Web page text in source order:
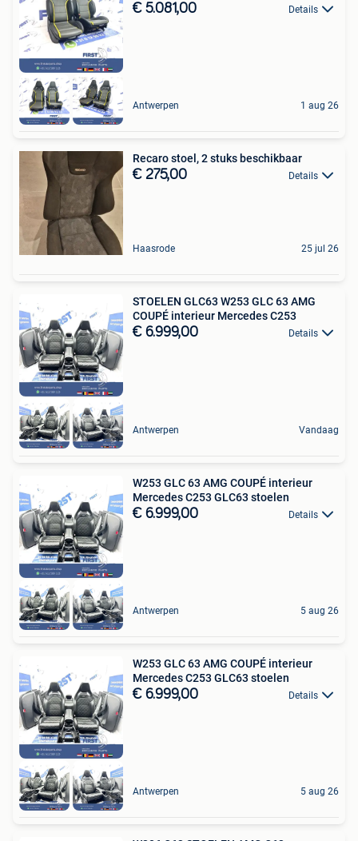
€ 5.081,00 Details
Antwerpen 1 aug 26
Recaro stoel, 2 stuks beschikbaar
€ 275,00 Details
Haasrode 25 jul 26
STOELEN GLC63 W253 GLC 63 AMG
COUPÉ interieur Mercedes C253
€ 6.999,00 Details
Antwerpen Vandaag
W253 GLC 63 AMG COUPÉ interieur
Mercedes C253 GLC63 stoelen
€ 6.999,00 Details
Antwerpen 5 aug 26
W253 GLC 63 AMG COUPÉ interieur
Mercedes C253 GLC63 stoelen
€ 6.999,00 Details
Antwerpen 5 aug 26